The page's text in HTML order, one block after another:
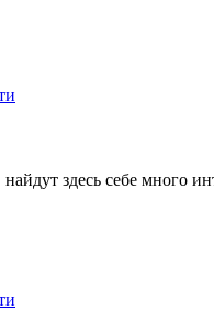
здесь себе много